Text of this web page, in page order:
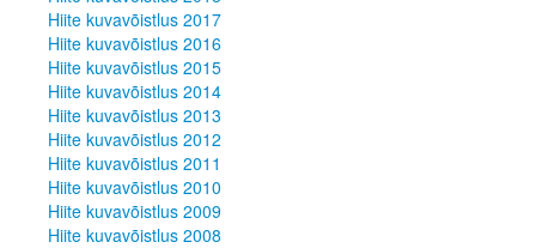
Hiite kuvavõistlus 2014
Hiite kuvavõistlus 2013
Hiite kuvavõistlus 2012
Hiite kuvavõistlus 2011
Hiite kuvavõistlus 2010
Hiite kuvavõistlus 2009
Hiite kuvavõistlus 2008
Hiite kuvavõistlus 2017
Hiite kuvavõistlus 2016
Hiite kuvavõistlus 2015
Hiite kuvavõistlus 2014
Hiite kuvavõistlus 2013
Hiite kuvavõistlus 2012
Hiite kuvavõistlus 2011
Hiite kuvavõistlus 2010
Hiite kuvavõistlus 2009
Hiite kuvavõistlus 2008